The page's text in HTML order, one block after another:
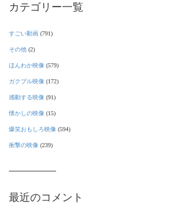
カテゴリー一覧
すごい動画 (791)
その他 (2)
ほんわか映像 (579)
ガクブル映像 (172)
感動する映像 (91)
懐かしの映像 (15)
爆笑おもしろ映像 (594)
衝撃の映像 (239)
最近のコメント